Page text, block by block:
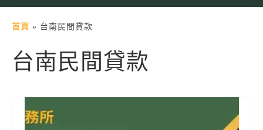
土地貸款
房屋貸款
信用貸款
代書貸款
精選知識
首頁 » 台南民間貸款
台南民間貸款